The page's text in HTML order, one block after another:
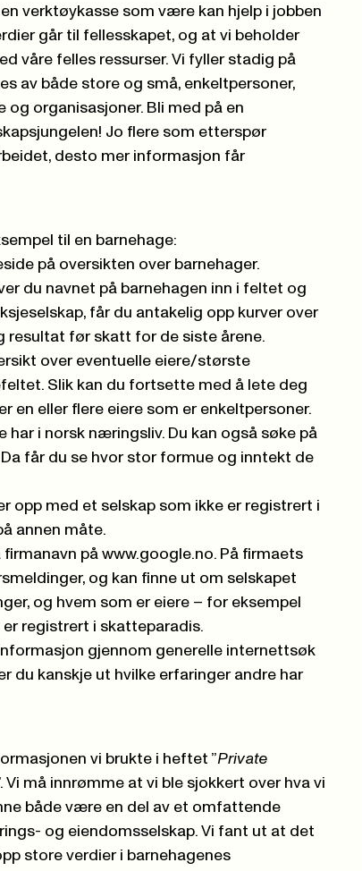
verktøykasse som være kan hjelp i jobben
går til fellesskapet, og at vi beholder
våre felles ressurser. Vi fyller stadig på
av både store og små, enkeltpersoner,
organisasjoner. Bli med på en
Jo flere som etterspør
desto mer informasjon får
til en barnehage:
på oversikten over barnehager.
du navnet på barnehagen inn i feltet og
får du antakelig opp kurver over
resultat før skatt for de siste årene.
over eventuelle eiere/største
Slik kan du fortsette med å lete deg
en eller flere eiere som er enkeltpersoner.
har i norsk næringsliv. Du kan også søke på
Da får du se hvor stor formue og inntekt de
opp med et selskap som ikke er registrert i
annen måte.
firmanavn på www.google.no. På firmaets
og kan finne ut om selskapet
og hvem som er eiere – for eksempel
registrert i skatteparadis.
gjennom generelle internettsøk
du kanskje ut hvilke erfaringer andre har
vi brukte i heftet ”Private
Vi må innrømme at vi ble sjokkert over hva vi
både være en del av et omfattende
og eiendomsselskap. Vi fant ut at det
store verdier i barnehagenes